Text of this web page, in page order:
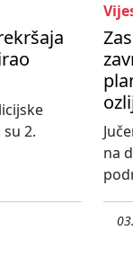
2.
na